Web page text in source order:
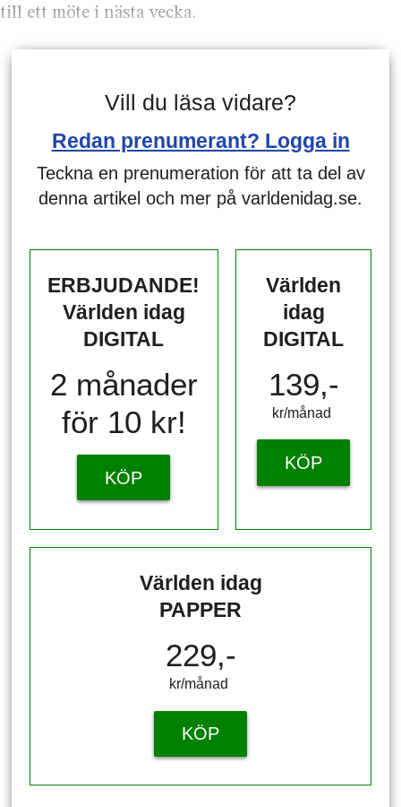
till ett möte i nästa vecka.
Vill du läsa vidare?
Redan prenumerant? Logga in
Teckna en prenumeration för att ta del av
denna artikel och mer på varldenidag.se.
ERBJUDANDE!
Världen idag
DIGITAL
2 månader
för 10 kr!
KÖP
Världen
idag
DIGITAL
139,-
kr/månad ​​​​​​
KÖP
Världen idag
PAPPER
229,-
kr/månad ​​​​​​
KÖP